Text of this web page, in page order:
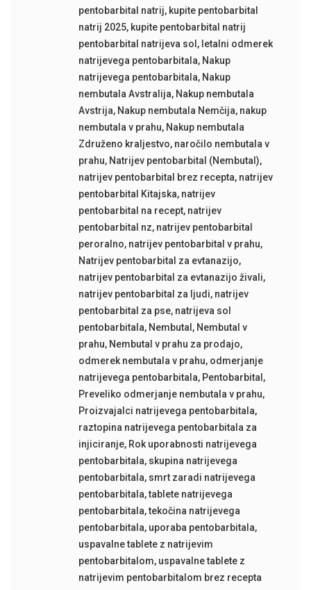
pentobarbital natrij, kupite pentobarbital
natrij 2025, kupite pentobarbital natrij
pentobarbital natrijeva sol , letalni odmerek
natrijevega pentobarbitala, Nakup
natrijevega pentobarbitala, Nakup
nembutala Avstralija, Nakup nembutala
Avstrija, Nakup nembutala Nemčija, nakup
nembutala v prahu, Nakup nembutala
Združeno kraljestvo, naročilo nembutala v
prahu, Natrijev pentobarbital (Nembutal),
natrijev pentobarbital brez recepta, natrijev
pentobarbital Kitajska, natrijev
pentobarbital na recept, natrijev
pentobarbital nz, natrijev pentobarbital
peroralno, natrijev pentobarbital v prahu,
Natrijev pentobarbital za evtanazijo,
natrijev pentobarbital za evtanazijo živali,
natrijev pentobarbital za ljudi, natrijev
pentobarbital za pse, natrijeva sol
pentobarbitala, Nembutal , Nembutal v
prahu, Nembutal v prahu za prodajo,
odmerek nembutala v prahu, odmerjanje
natrijevega pentobarbitala, Pentobarbital ,
Preveliko odmerjanje nembutala v prahu,
Proizvajalci natrijevega pentobarbitala,
raztopina natrijevega pentobarbitala za
injiciranje, Rok uporabnosti natrijevega
pentobarbitala, skupina natrijevega
pentobarbitala, smrt zaradi natrijevega
pentobarbitala,tablete natrijevega
pentobarbitala,tekočina natrijevega
pentobarbitala, uporaba pentobarbitala,
uspavalne tablete z natrijevim
pentobarbitalom, uspavalne tablete z
natrijevim pentobarbitalom brez recepta